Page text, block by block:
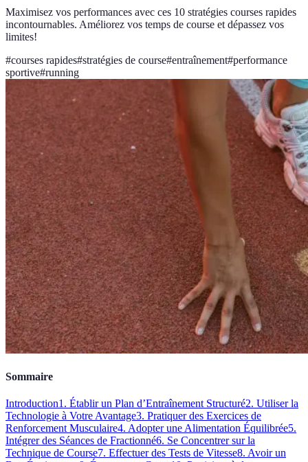
Maximisez vos performances avec ces 10 stratégies courses rapides
incontournables. Améliorez vos temps de course et dépassez vos
limites!
#courses rapides#stratégies de course#entraînement#performance
sportive#running
Sommaire
Introduction1. Établir un Plan d’Entraînement Structuré2. Utiliser la
Technologie à Votre Avantage3. Pratiquer des Exercices de
Renforcement Musculaire4. Adopter une Alimentation Équilibrée5.
Intégrer des Séances de Fractionné6. Se Concentrer sur la
Technique de Course7. Effectuer des Tests de Vitesse8. Avoir un